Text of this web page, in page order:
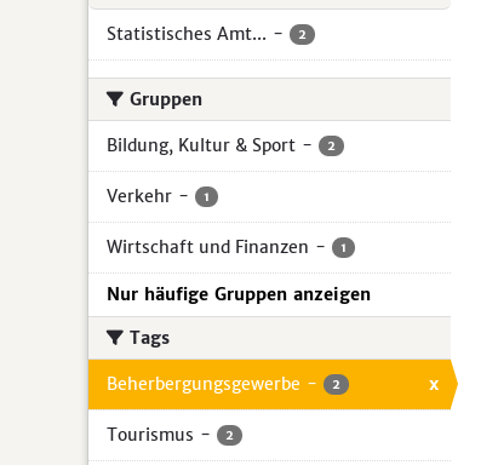
Statistisches Amt... - 2
Gruppen
Bildung, Kultur & Sport - 2
Verkehr - 1
Wirtschaft und Finanzen - 1
Nur häufige Gruppen anzeigen
Tags
Beherbergungsgewerbe - 2 x
Tourismus - 2